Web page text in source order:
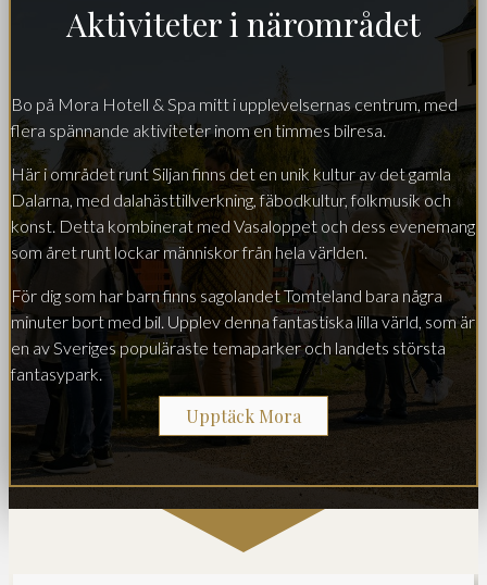
Aktiviteter i närområdet
Bo på Mora Hotell & Spa mitt i upplevelsernas centrum, med
flera spännande aktiviteter inom en timmes bilresa.
Här i området runt Siljan finns det en unik kultur av det gamla
Dalarna, med dalahästtillverkning, fäbodkultur, folkmusik och
konst. Detta kombinerat med Vasaloppet och dess evenemang
som året runt lockar människor från hela världen.
För dig som har barn finns sagolandet Tomteland bara några
minuter bort med bil. Upplev denna fantastiska lilla värld, som är
en av Sveriges populäraste temaparker och landets största
fantasypark.
Upptäck Mora